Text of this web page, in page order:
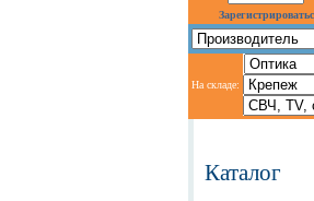
На складе:
Каталог